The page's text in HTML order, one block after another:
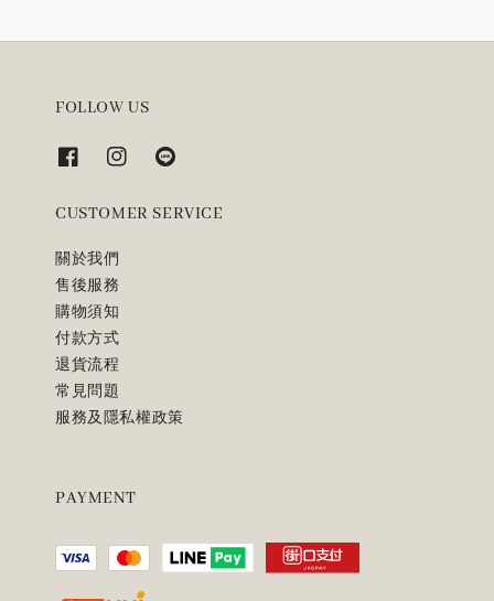
FOLLOW US
CUSTOMER SERVICE
關於我們
售後服務
購物須知
付款方式
退貨流程
常見問題
服務及隱私權政策
PAYMENT